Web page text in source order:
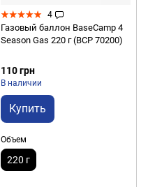
4
Газовый баллон BaseCamp 4
Season Gas 220 г (BCP 70200)
110 грн
В наличии
Купить
Объем
220 г